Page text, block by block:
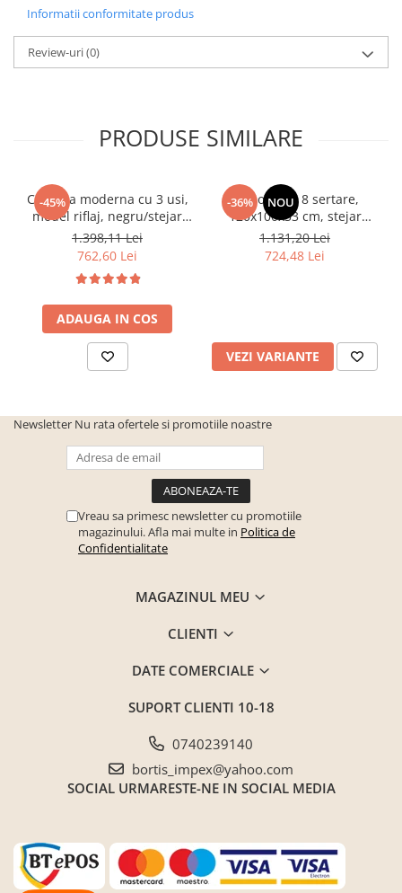
Informatii conformitate produs
Review-uri(0)
PRODUSE SIMILARE
-45%
Comoda moderna cu 3 usi,
model riflaj, negru/stejar
artisan, 120x88x44 cm,
Bortis impex
1.398,11 Lei
762,60 Lei
ADAUGA IN COS
-36% NOU
Comoda cu 8 sertare,
120x100x33 cm, stejar
sonoma/alb, pentru hol,
living, dormitor, birou,
Bortis Impex
1.131,20 Lei
724,48 Lei
VEZI VARIANTE
Newsletter Nu rata ofertele si promotiile noastre
Vreau sa primesc newsletter cu promotiile
magazinului. Afla mai multe in Politica de
Confidentialitate
MAGAZINUL MEU
CLIENTI
DATE COMERCIALE
SUPORT CLIENTI 10-18
0740239140
bortis_impex@yahoo.com
SOCIAL URMARESTE-NE IN SOCIAL MEDIA